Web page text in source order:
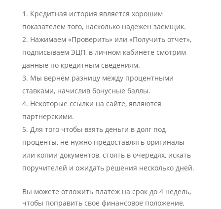
Кредитная история является хорошим
показателем того, насколько надежен заемщик.
Нажимаем «Проверить» или «Получить отчет»,
подписываем ЭЦП, в личном кабинете смотрим
данные по кредитным сведениям.
Мы вернем разницу между процентными
ставками, начислив бонусные баллы.
Некоторые ссылки на сайте, являются
партнерскими.
Для того чтобы взять деньги в долг под
проценты, не нужно предоставлять оригиналы
или копии документов, стоять в очередях, искать
поручителей и ожидать решения несколько дней.
Вы можете отложить платеж на срок до 4 недель,
чтобы поправить свое финансовое положение,